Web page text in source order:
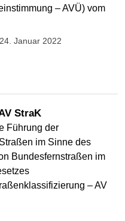
– AVÜ) vom
Januar 2022
StraK
Führung der
im Sinne des
Bundesfernstraßen im
– AV